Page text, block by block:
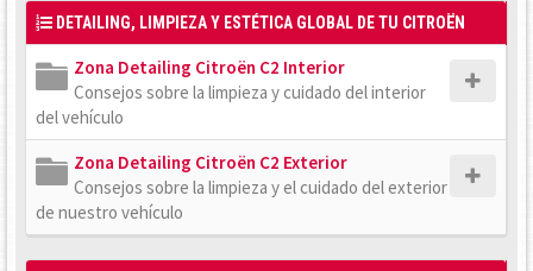
DETAILING, LIMPIEZA Y ESTÉTICA GLOBAL DE TU CITROËN
Zona Detailing Citroën C2 Interior
Consejos sobre la limpieza y cuidado del interior
del vehículo
Zona Detailing Citroën C2 Exterior
Consejos sobre la limpieza y el cuidado del exterior
de nuestro vehículo